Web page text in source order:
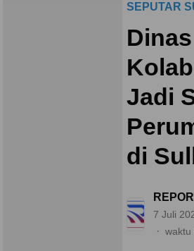
SEPUTAR
Jadi
di
7 Juli
waktu